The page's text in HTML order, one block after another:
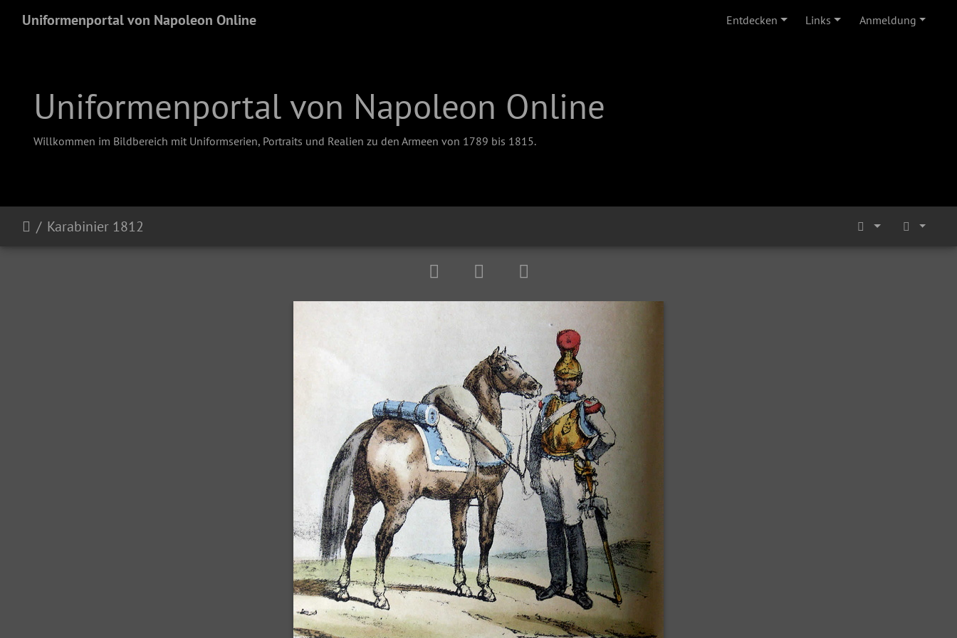
Uniformenportal von Napoleon Online Entdecken Links Anmeldung
Uniformenportal von Napoleon Online
Willkommen im Bildbereich mit Uniformserien, Portraits und Realien zu den Armeen von 1789 bis 1815.
Karabinier 1812